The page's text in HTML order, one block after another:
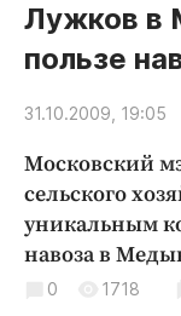
Новости
Статьи
Народные
Авто и
Криминал
Культура
Лужков в
пользе
31.10.2009, 19:05
Московский
сельского
уникальным
навоза в
0 1718